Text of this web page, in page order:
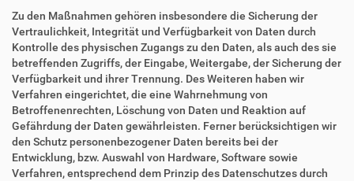
Zu den Maßnahmen gehören insbesondere die Sicherung der
Vertraulichkeit, Integrität und Verfügbarkeit von Daten durch
Kontrolle des physischen Zugangs zu den Daten, als auch des sie
betreffenden Zugriffs, der Eingabe, Weitergabe, der Sicherung der
Verfügbarkeit und ihrer Trennung. Des Weiteren haben wir
Verfahren eingerichtet, die eine Wahrnehmung von
Betroffenenrechten, Löschung von Daten und Reaktion auf
Gefährdung der Daten gewährleisten. Ferner berücksichtigen wir
den Schutz personenbezogener Daten bereits bei der
Entwicklung, bzw. Auswahl von Hardware, Software sowie
Verfahren, entsprechend dem Prinzip des Datenschutzes durch